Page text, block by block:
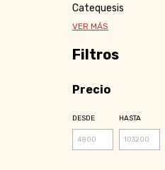
Catequesis
VER MÁS
Filtros
Precio
DESDE HASTA